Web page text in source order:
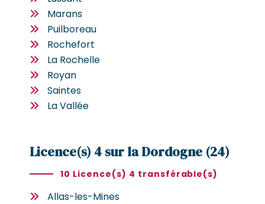
Marans
Puilboreau
Rochefort
La Rochelle
Royan
Saintes
La Vallée
Licence(s) 4 sur la Dordogne (24)
10 Licence(s) 4 transférable(s)
Allas-les-Mines